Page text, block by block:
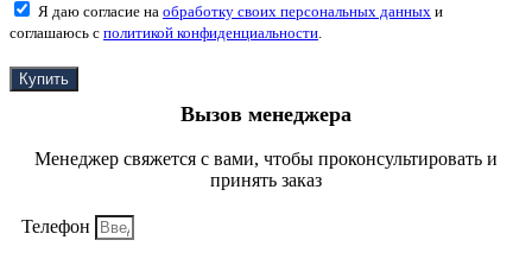
Я даю согласие на обработку своих персональных данных и
соглашаюсь с политикой конфиденциальности
Купить
Вызов менеджера
Менеджер свяжется с вами, чтобы проконсультировать и
принять заказ
Телефон